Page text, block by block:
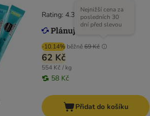
-10.14% běžně69 Kč
Nejnižší cena za
posledních 30
dní před slevou
62 Kč
554 Kč / kg
58 Kč
Rating: 4.3/5
Přidat do košíku